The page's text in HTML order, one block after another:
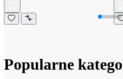
Popularne